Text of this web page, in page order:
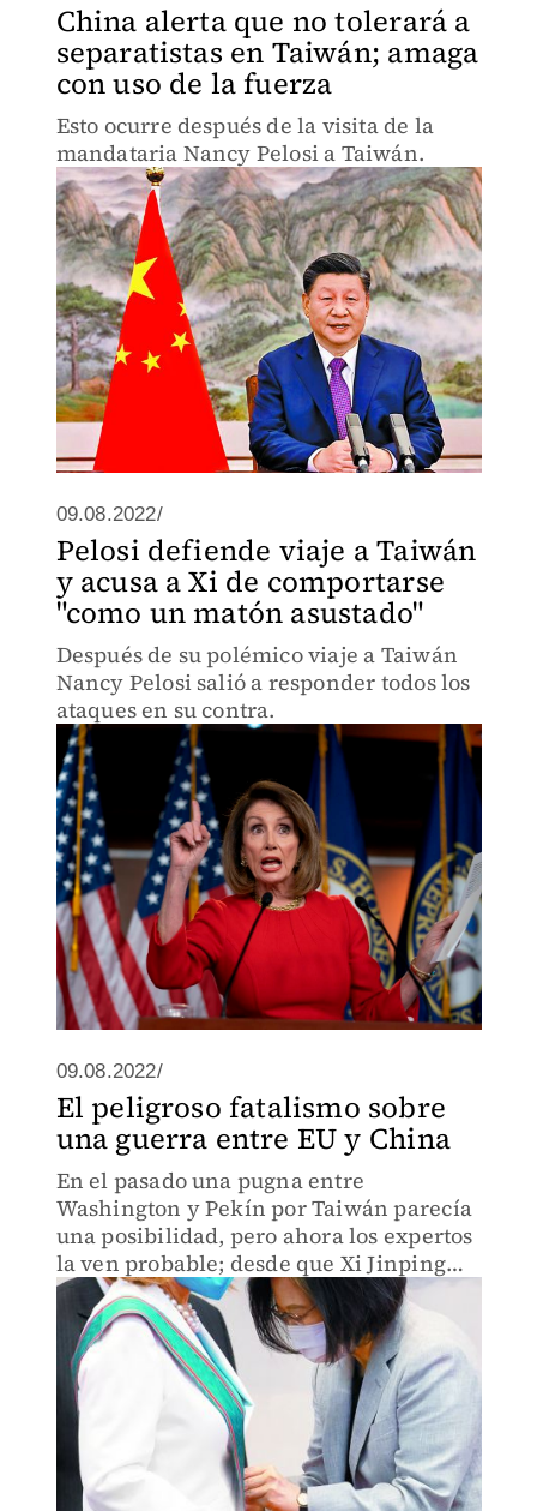
China alerta que no tolerará a
separatistas en Taiwán; amaga
con uso de la fuerza
Esto ocurre después de la visita de la
mandataria Nancy Pelosi a Taiwán.
09.08.2022/
Pelosi defiende viaje a Taiwán
y acusa a Xi de comportarse
"como un matón asustado"
Después de su polémico viaje a Taiwán
Nancy Pelosi salió a responder todos los
ataques en su contra.
09.08.2022/
El peligroso fatalismo sobre
una guerra entre EU y China
En el pasado una pugna entre
Washington y Pekín por Taiwán parecía
una posibilidad, pero ahora los expertos
la ven probable; desde que Xi Jinping
llegó al poder, la política exterior se ha
vuelto más agresiva